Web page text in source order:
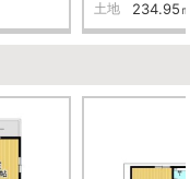
土地 234.95